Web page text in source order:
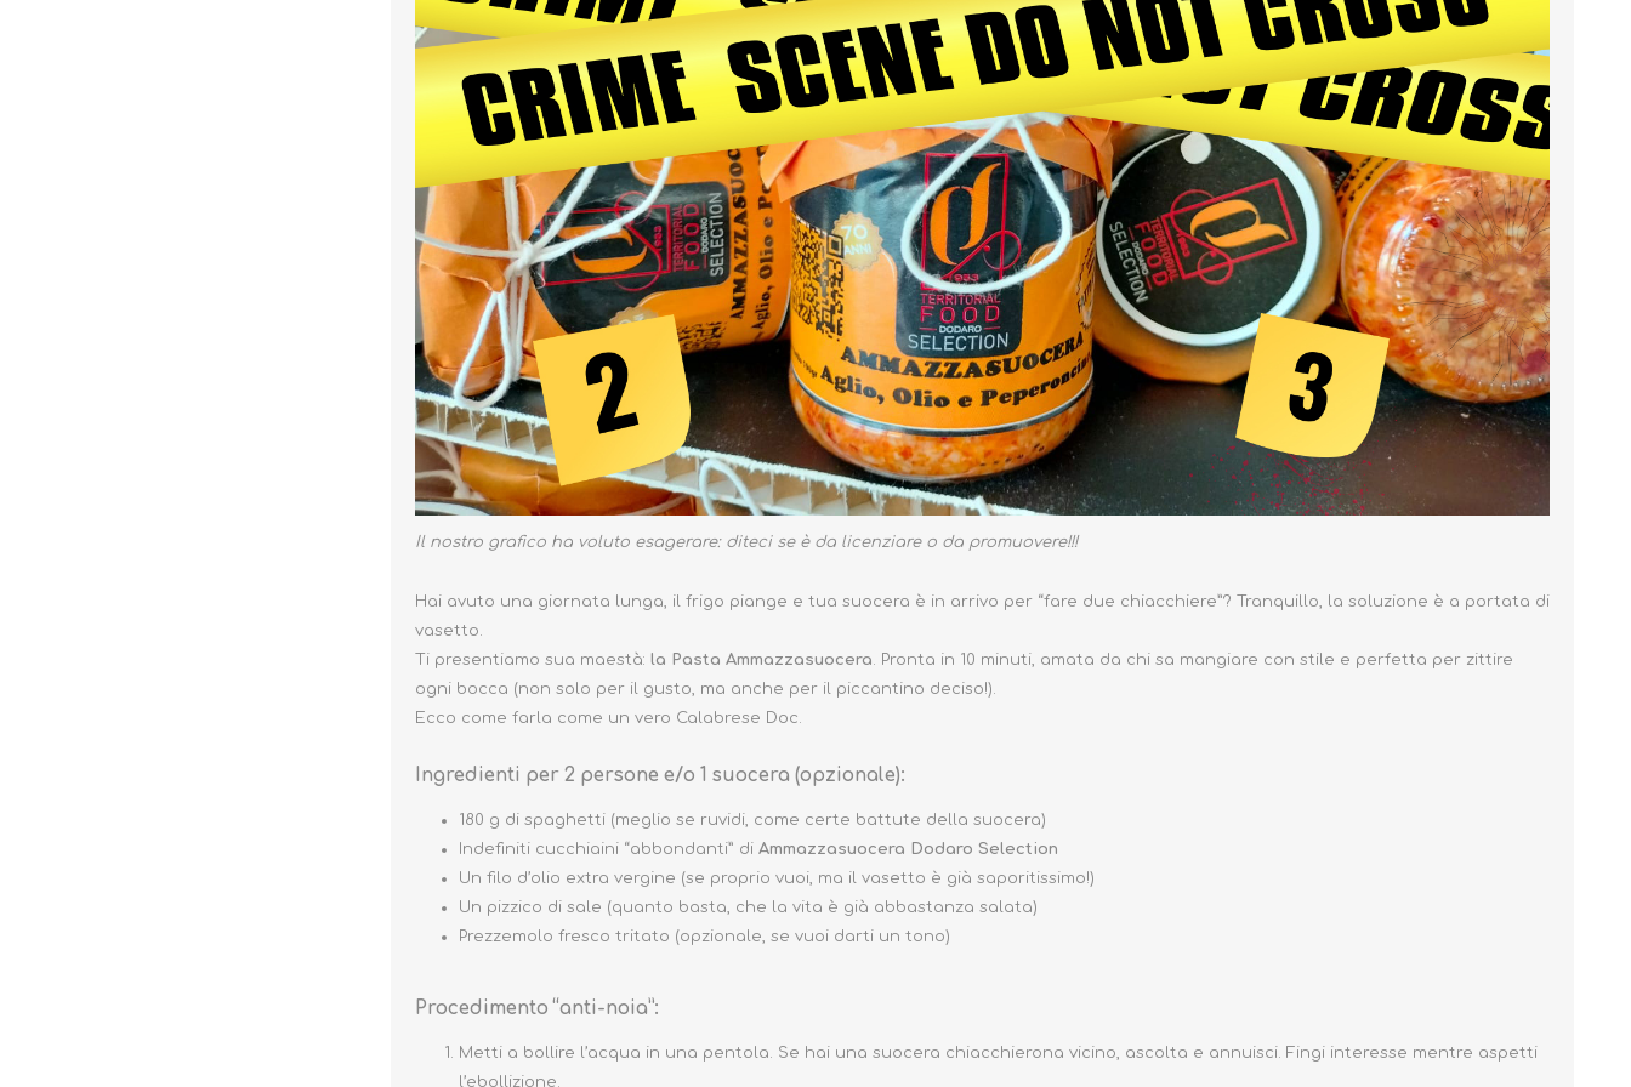
Il nostro grafico ha voluto esagerare: diteci se è da licenziare o da promuovere!!!
Hai avuto una giornata lunga, il frigo piange e tua suocera è in arrivo per “fare due chiacchiere”? Tranquillo, la soluzione è a portata di
vasetto.
Ti presentiamo sua maestà: la Pasta Ammazzasuocera. Pronta in 10 minuti, amata da chi sa mangiare con stile e perfetta per zittire
ogni bocca (non solo per il gusto, ma anche per il piccantino deciso!).
Ecco come farla come un vero Calabrese Doc.
Ingredienti per 2 persone e/o 1 suocera (opzionale):
180 g di spaghetti (meglio se ruvidi, come certe battute della suocera)
Indefiniti cucchiaini “abbondanti” di Ammazzasuocera Dodaro Selection
Un filo d’olio extra vergine (se proprio vuoi, ma il vasetto è già saporitissimo!)
Un pizzico di sale (quanto basta, che la vita è già abbastanza salata)
Prezzemolo fresco tritato (opzionale, se vuoi darti un tono)
Procedimento “anti-noia”:
Metti a bollire l’acqua in una pentola. Se hai una suocera chiacchierona vicino, ascolta e annuisci. Fingi interesse mentre aspetti
l’ebollizione.